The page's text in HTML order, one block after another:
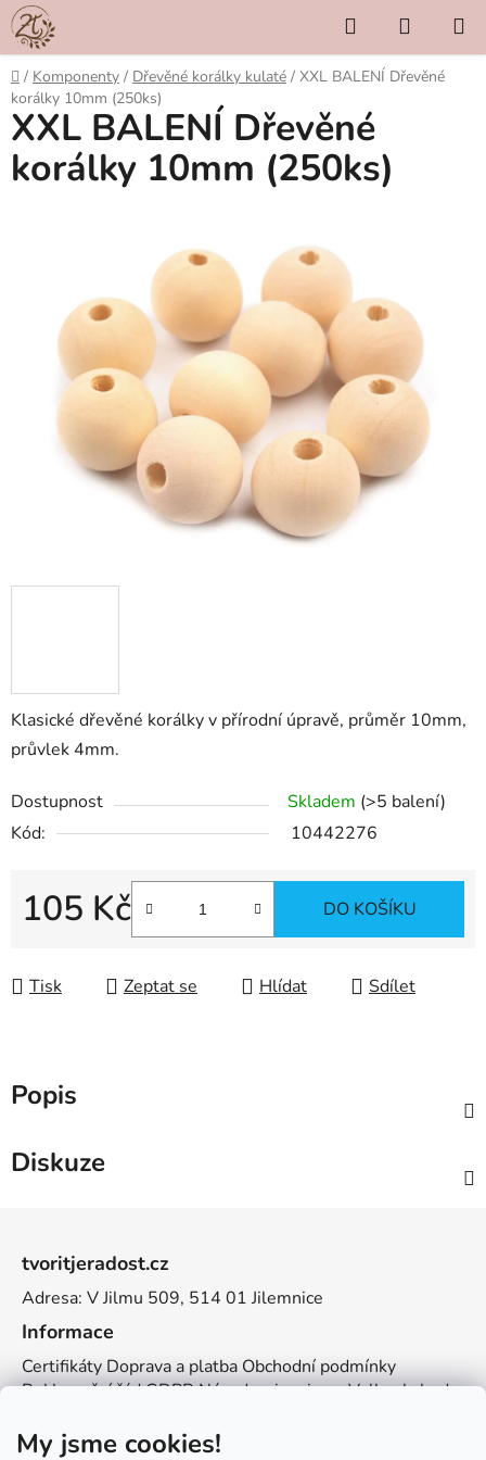
My jsme cookies!
Přejít
na
obsah
Hledat
KOŠÍK
Domů
/ Komponenty / Dřevěné korálky kulaté / XXL BALENÍ Dřevěné
korálky 10mm (250ks)
Klasické dřevěné korálky v přírodní úpravě, průměr 10mm,
průvlek 4mm.
Dostupnost Skladem (>5 balení)
Kód:
10442276
105 Kč DO KOŠÍKU
Tisk Zeptat se Hlídat Sdílet
XXL BALENÍ Dřevěné
korálky 10mm (250ks)
Popis
Diskuze
tvoritjeradost.cz
Adresa: V Jilmu 509, 514 01 Jilemnice
Informace
Certifikáty Doprava a platba Obchodní podmínky
Reklamační řádGDPRNávody a inspiraceVelkoobchod
Kontakt